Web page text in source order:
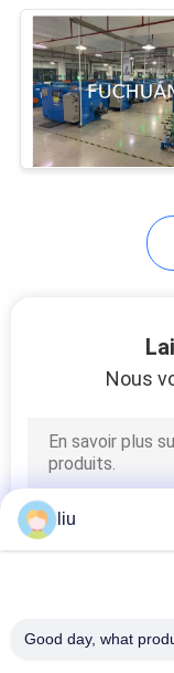
PVC
de
Nous
liu
Good day, what